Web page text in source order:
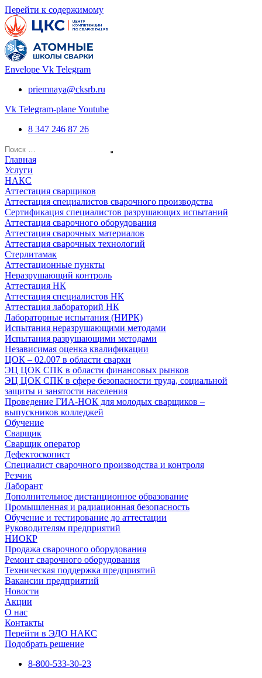
Перейти к содержимому
Envelope Vk Telegram
priemnaya@cksrb.ru
Vk Telegram-planeYoutube
8 347 246 87 26
Главная
Услуги
НАКС
Аттестация сварщиков
Аттестация специалистов сварочного производства
Сертификация специалистов разрушающих испытаний
Аттестация сварочного оборудования
Аттестация сварочных материалов
Аттестация сварочных технологий
Стерлитамак
Аттестационные пункты
Неразрушающий контроль
Аттестация НК
Аттестация специалистов НК
Аттестация лабораторий НК
Лабораторные испытания (НИРК)
Испытания неразрушающими методами
Испытания разрушающими методами
Независимая оценка квалификации
ЦОК – 02.007 в области сварки
ЭЦ ЦОК СПК в области финансовых рынков
ЭЦ ЦОК СПК в сфере безопасности труда, социальной
защиты и занятости населения
Проведение ГИА-НОК для молодых сварщиков –
выпускников колледжей
Обучение
Сварщик
Сварщик оператор
Дефектоскопист
Специалист сварочного производства и контроля
Резчик
Лаборант
Дополнительное дистанционное образование
Промышленная и радиационная безопасность
Обучение и тестирование до аттестации
Руководителям предприятий
НИОКР
Продажа сварочного оборудования
Ремонт сварочного оборудования
Техническая поддержка предприятий
Вакансии предприятий
Новости
Акции
О нас
Контакты
Перейти в ЭДО НАКС
Подобрать решение
8-800-533-30-23